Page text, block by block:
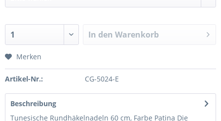
In den Warenkorb
Merken
Artikel-Nr.: CG-5024-E
Beschreibung
Tunesische Rundhäkelnadeln 60 cm, Farbe Patina Die